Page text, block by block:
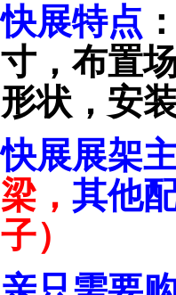
快展特点
寸，布置
形状，安
快展展架
梁， 其他
子）